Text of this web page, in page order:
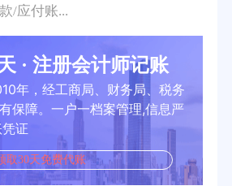
/应付账...
· 注册会计师记账
年，经工商局、财务局、税务
保障。一户一档案管理,信息严
证
取30天免费代账